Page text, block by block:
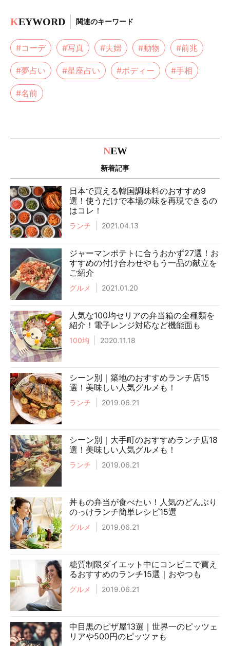
KEYWORD 関連のキーワード
#コーデ #写真 #夫婦 #動物 #前兆
#夢占い #星座占い #ボディー #手相
#名前
NEW
新着記事
日本で買える韓国調味料のおすすめ9
選！使うだけで本場の味を再現できるの
はコレ！
ランチ 2021.04.13
ジャーマンポテトに合うおかず27選！お
すすめの付け合わせやもう一品の献立を
ご紹介
グルメ 2021.01.20
人気な100均セリアの弁当箱の全種類を
紹介！電子レンジ対応など機能面も
100均 2020.11.18
シーン別｜築地のおすすめランチ店15
選！美味しい人気グルメも！
ランチ 2019.06.21
シーン別｜大手町のおすすめランチ店18
選！美味しい人気グルメも！
ランチ 2019.06.21
丼もの弁当が食べたい！人気のどんぶり
のっけランチ簡単レシピ15選
グルメ 2019.06.21
糖質制限ダイエット中にコンビニで買え
るおすすめのランチ15選｜おやつも
グルメ 2019.06.21
中目黒のピザ屋13選｜世界一のピッツェ
リアや500円のピッツァも